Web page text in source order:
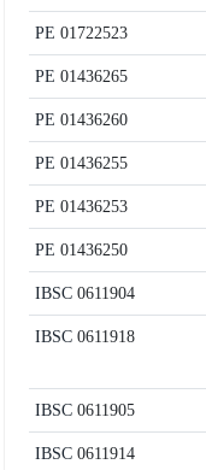
PE 01722523
PE 01436265
PE 01436260
PE 01436255
PE 01436253
PE 01436250
IBSC 0611904
IBSC 0611918
IBSC 0611905
IBSC 0611914